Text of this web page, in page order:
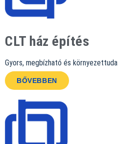
CLT ház építés
Gyors, megbízható és
BŐVEBBEN